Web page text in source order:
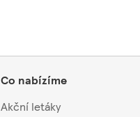
Co nabízíme
Akční letáky